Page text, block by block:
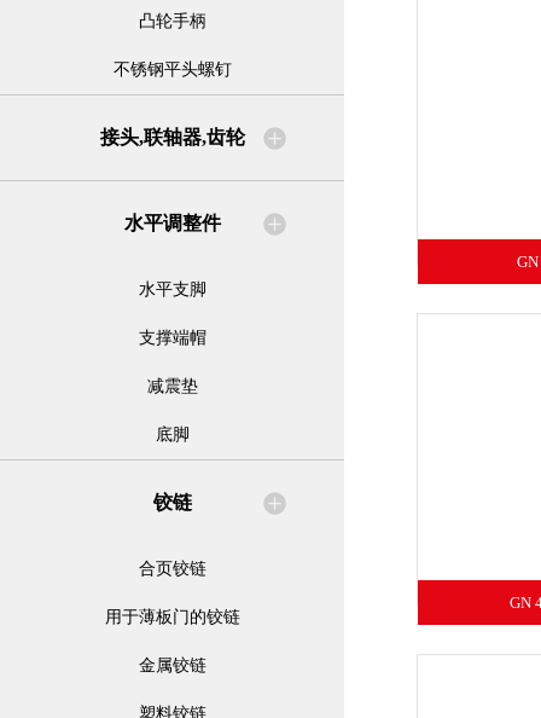
凸轮手柄
不锈钢平头螺钉
接头,联轴器,齿轮
水平调整件
水平支脚
支撑端帽
减震垫
底脚
铰链
合页铰链
用于薄板门的铰链
金属铰链
塑料铰链
GN